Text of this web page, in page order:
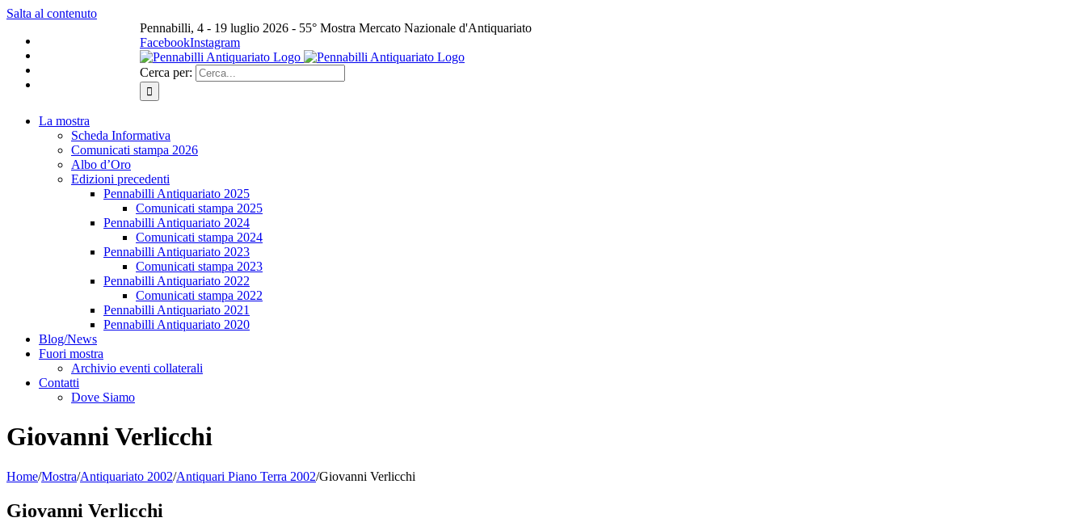
Salta al contenuto
Pennabilli, 4 - 19 luglio 2026 - 55° Mostra Mercato Nazionale d'Antiquariato
FacebookInstagram
Cerca per:
La mostra
Scheda Informativa
Comunicati stampa 2026
Albo d’Oro
Edizioni precedenti
Pennabilli Antiquariato 2025
Comunicati stampa 2025
Pennabilli Antiquariato 2024
Comunicati stampa 2024
Pennabilli Antiquariato 2023
Comunicati stampa 2023
Pennabilli Antiquariato 2022
Comunicati stampa 2022
Pennabilli Antiquariato 2021
Pennabilli Antiquariato 2020
Blog/News
Fuori mostra
Archivio eventi collaterali
Contatti
Dove Siamo
Giovanni Verlicchi
Home/Mostra/Antiquariato 2002/Antiquari Piano Terra 2002/Giovanni Verlicchi
Giovanni Verlicchi